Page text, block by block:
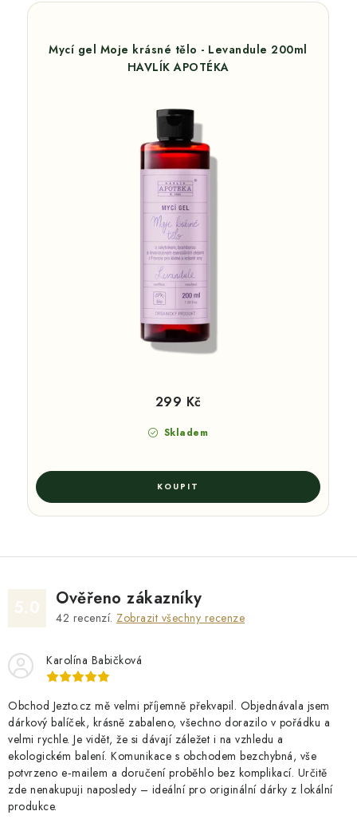
Mycí gel Moje krásné tělo - Levandule 200ml
HAVLÍK APOTÉKA
Skladem
299 Kč
Ověřeno zákazníky
42 recenzí. Zobrazit všechny recenze
Karolína Babičková
Obchod Jezto.cz mě velmi příjemně překvapil. Objednávala jsem
dárkový balíček, krásně zabaleno, všechno dorazilo v pořádku a
velmi rychle. Je vidět, že si dávají záležet i na vzhledu a
ekologickém balení. Komunikace s obchodem bezchybná, vše
potvrzeno e‑mailem a doručení proběhlo bez komplikací. Určitě
zde nenakupuji naposledy – ideální pro originální dárky z lokální
produkce.